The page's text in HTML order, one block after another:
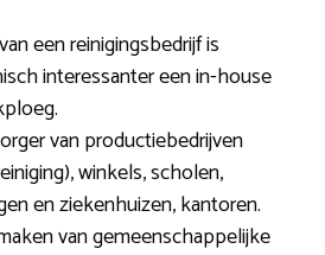
een reinigingsbedrijf is
interessanter een in-house
van productiebedrijven
winkels, scholen,
en ziekenhuizen, kantoren.
van gemeenschappelijke